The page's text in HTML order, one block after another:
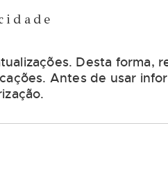
Desta
Antes de usar